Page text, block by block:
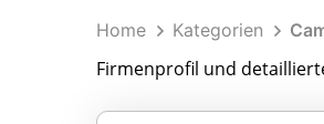
Home Kategorien
Firmenprofil und